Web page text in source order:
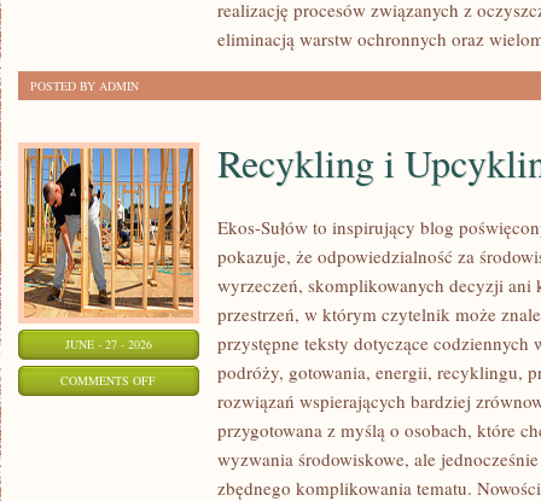
realizację procesów związanych z
eliminacją warstw ochronnych oraz
POSTED BY ADMIN
JUNE - 27 - 2026
COMMENTS OFFON
RECYKLING
UPCYKLING
Recykling i
Ekos-Sułów to inspirujący blog
pokazuje, że odpowiedzialność za
wyrzeczeń, skomplikowanych decyzji ani
przestrzeń, w którym czytelnik może
przystępne teksty dotyczące
podróży, gotowania, energii, recyklingu,
rozwiązań wspierających bardziej
przygotowana z myślą o osobach, które
wyzwania środowiskowe, ale
zbędnego komplikowania tematu.